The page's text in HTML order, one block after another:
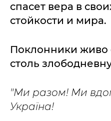
спасет вера в
стойкости и мира.
Поклонники живо
столь
"Ми разом! Ми
Україна!